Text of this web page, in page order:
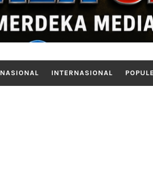
NASIONAL INTERNASIONAL